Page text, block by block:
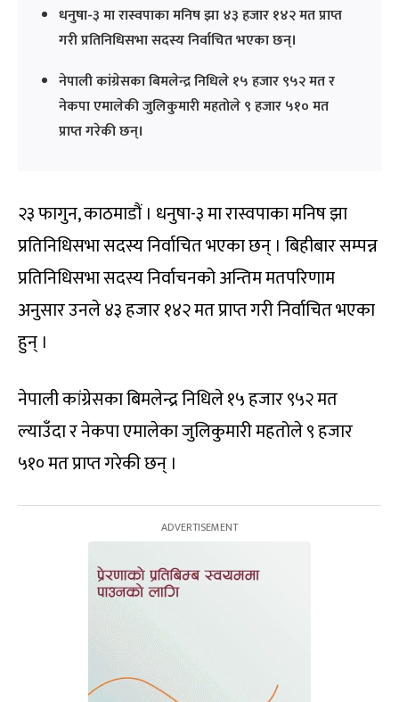
धनुषा-३ मा रास्वपाका मनिष झा ४३ हजार १४२ मत प्राप्त
गरी प्रतिनिधिसभा सदस्य निर्वाचित भएका छन्।
नेपाली कांग्रेसका बिमलेन्द्र निधिले १५ हजार ९५२ मत र
नेकपा एमालेकी जुलिकुमारी महतोले ९ हजार ५१० मत
प्राप्त गरेकी छन्।
२३ फागुन, काठमाडौं । धनुषा-३ मा रास्वपाका मनिष झा
प्रतिनिधिसभा सदस्य निर्वाचित भएका छन् । बिहीबार सम्पन्न
प्रतिनिधिसभा सदस्य निर्वाचनको अन्तिम मतपरिणाम
अनुसार उनले ४३ हजार १४२ मत प्राप्त गरी निर्वाचित भएका
हुन् ।
नेपाली कांग्रेसका बिमलेन्द्र निधिले १५ हजार ९५२ मत
ल्याउँदा र नेकपा एमालेका जुलिकुमारी महतोले ९ हजार
५१० मत प्राप्त गरेकी छन् ।